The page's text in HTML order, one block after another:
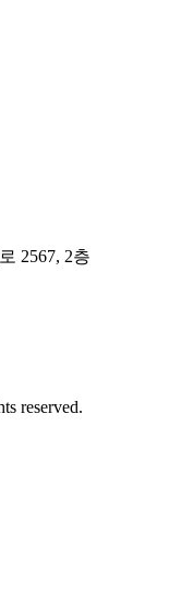
2567, 2층
reserved.